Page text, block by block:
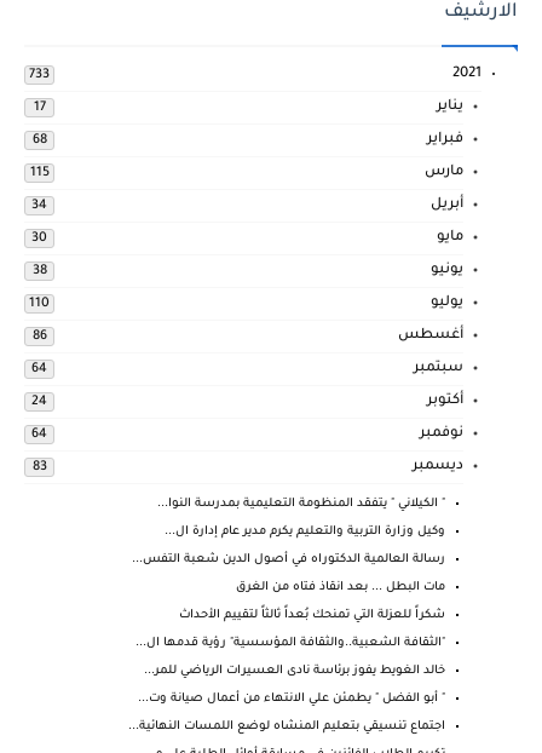
الارشيف
2021
733
يناير 17
فبراير 68
مارس 115
أبريل 34
مايو 30
يونيو 38
يوليو 110
أغسطس 86
سبتمبر 64
أكتوبر 24
نوفمبر 64
ديسمبر 83
" الكيلاني " يتفقد المنظومة التعليمية بمدرسة النوا...
وكيل وزارة التربية والتعليم يكرم مدير عام إدارة ال...
رسالة العالمية الدكتوراه في أصول الدين شعبة التفس...
مات البطل ... بعد انقاذ فتاه من الغرق
شكراً للعزلة التي تمنحك بُعداً ثالثاً لتقييم الأحداث
"الثقافة الشعبية..والثقافة المؤسسية" رؤية قدمها ال...
خالد الغويط يفوز برئاسة نادى العسيرات الرياضي للمر...
" أبو الفضل " يطمئن علي الانتهاء من أعمال صيانة وت...
اجتماع تنسيقي بتعليم المنشاه لوضع اللمسات النهائية...